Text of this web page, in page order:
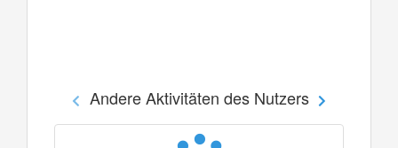
Andere Aktivitäten des Nutzers